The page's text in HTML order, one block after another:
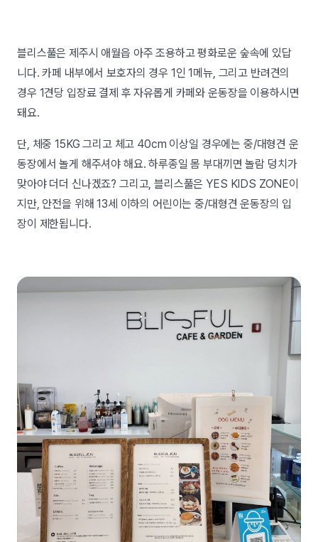
블리스풀은 제주시 애월읍 아주 조용하고 평화로운 숲속에 있답
니다. 카페 내부에서 보호자의 경우 1인 1메뉴, 그리고 반려견의
경우 1견당 입장료 결제 후 자유롭게 카페와 운동장을 이용하시면
돼요.
단, 체중 15KG 그리고 체고 40cm 이상일 경우에는 중/대형견 운
동장에서 놀게 해주셔야 해요. 하루종일 몸 부대끼면 놀람 덩치가
맞아야 더더 신나겠죠? 그리고, 블리스풀은 YES KIDS ZONE이
지만, 안전을 위해 13세 이하의 어린이는 중/대형견 운동장의 입
장이 제한됩니다.